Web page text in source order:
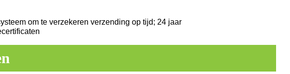
om te verzekeren verzending op tijd; 24 jaar